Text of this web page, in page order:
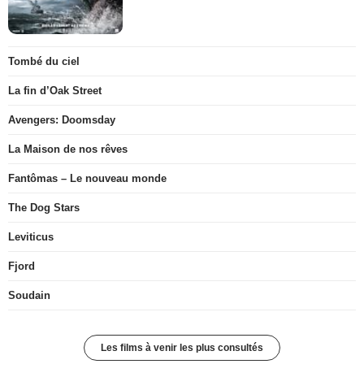
Tombé du ciel
La fin d’Oak Street
Avengers: Doomsday
La Maison de nos rêves
Fantômas – Le nouveau monde
The Dog Stars
Leviticus
Fjord
Soudain
Les films à venir les plus consultés